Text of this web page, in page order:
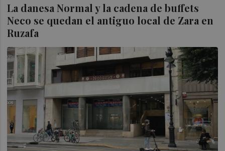
La danesa Normal y la cadena de buffets
Neco se quedan el antiguo local de Zara en
Ruzafa